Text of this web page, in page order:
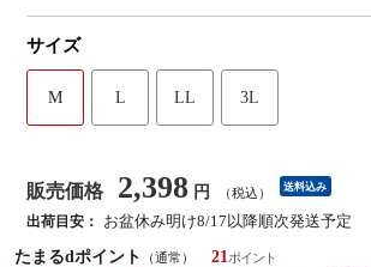
サイズ
M L LL 3L
販売価格 2,398 円 （税込） 送料込み
出荷目安：
お盆休み明け8/17以降順次発送予定
たまるdポイント
（通常）
21